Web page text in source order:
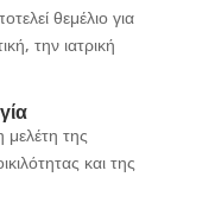
θεμέλιο για
την ιατρική
μελέτη της
και της